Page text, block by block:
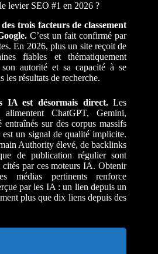
levier SEO #1 en 2026 ?
trois facteurs de classement
C’est un fait confirmé par
En 2026, plus un site reçoit de
fiables et thématiquement
autorité et sa capacité à se
les résultats de recherche.
IA est désormais direct.Les
ChatGPT, Gemini,
sur des corpus massifs
un signal de qualité implicite.
Authority élevé, de backlinks
de publication régulier sont
cités par ces moteurs IA. Obtenir
médias pertinents renforce
par les IA : un lien depuis un
plus que dix liens depuis des